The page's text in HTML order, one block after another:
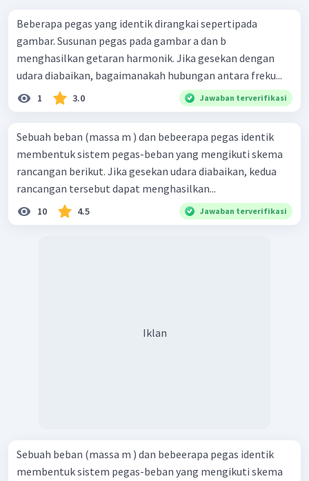
Beberapa pegas yang identik dirangkai sepertipada
gambar. Susunan pegas pada gambar a dan b
menghasilkan getaran harmonik. Jika gesekan dengan
udara diabaikan, bagaimanakah hubungan antara freku...
1 3.0 Jawaban terverifikasi
Sebuah beban (massa m ) dan bebeerapa pegas identik
membentuk sistem pegas-beban yang mengikuti skema
rancangan berikut. Jika gesekan udara diabaikan, kedua
rancangan tersebut dapat menghasilkan...
10 4.5 Jawaban terverifikasi
Iklan
Sebuah beban (massa m ) dan bebeerapa pegas identik
membentuk sistem pegas-beban yang mengikuti skema